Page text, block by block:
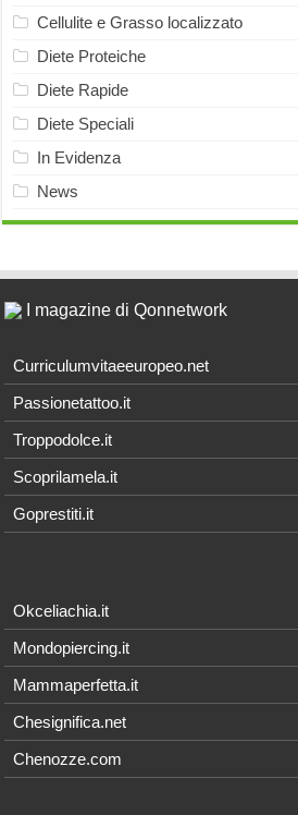
Cellulite e Grasso localizzato
Diete Proteiche
Diete Rapide
Diete Speciali
In Evidenza
News
I magazine di Qonnetwork
Curriculumvitaeeuropeo.net
Passionetattoo.it
Troppodolce.it
Scoprilamela.it
Goprestiti.it
Okceliachia.it
Mondopiercing.it
Mammaperfetta.it
Chesignifica.net
Chenozze.com